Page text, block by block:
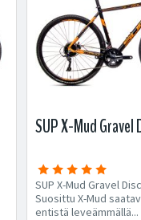
SUP X-Mud Gravel
SUP X-Mud Gravel
Suosittu X-Mud
entistä leveämmällä...